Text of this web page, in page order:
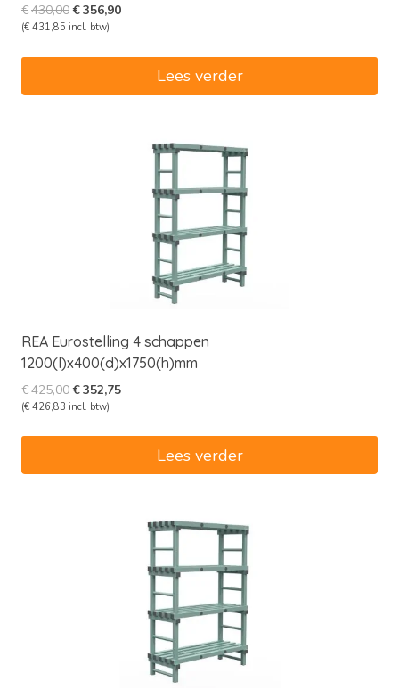
€430,00Oorspronkelijke
prijs
€356,90Huidige
€356,90.
(€ 431,85 incl. btw)
Lees verder
REA Eurostelling 4 schappen
1200(l)x400(d)x1750(h)mm
€425,00Oorspronkelijke
prijs
€352,75Huidige
(€ 426,83 incl. btw)
Lees verder